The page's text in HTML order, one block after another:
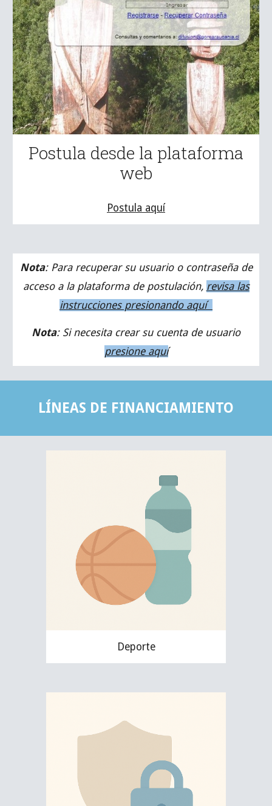
Postula desde la plataforma
web
Postula aquí
Nota: Para recuperar su usuario o contraseña de
acceso a la plataforma de postulación, revisa las
instrucciones presionando aquí
Nota: Si necesita crear su cuenta de usuario
presione aquí
LÍNEAS DE FINANCIAMIENTO
Deporte